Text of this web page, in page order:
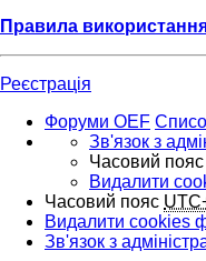
Правила
Реєстрація
Форуми OEF
Зв'язок з
Часовий пояс
Видалити
Часовий пояс
Видалити cookies
Зв'язок з